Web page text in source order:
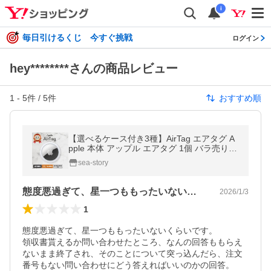
i
毎日引けるくじ 今すぐ挑戦 ログイン
hey********さんの商品レビュー
1 - 5件 / 5件 おすすめ順
【選べるケース付き3種】AirTag エアタグ A
pple 本体 アップル エアタグ 1個 バラ売り
エアーたぐ えあたぐ
sea-story
態度悪過ぎて、星一つももったいないくら… 2026/1/3
1
態度悪過ぎて、星一つももったいないくらいです。
領収書貰えるか問い合わせたところ、なんの回答ももらえ
ないまま終了され、そのことについて突っ込んだら、注文
番号もない問い合わせにどう答えればいいのかの回答。